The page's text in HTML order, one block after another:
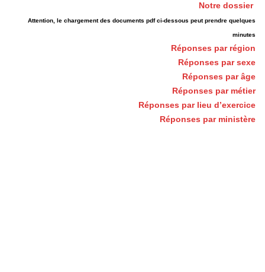
Notre dossier
Attention, le chargement des documents pdf ci-dessous peut prendre quelques
minutes
Réponses par région
Réponses par sexe
Réponses par âge
Réponses par métier
Réponses par lieu d’exercice
Réponses par ministère